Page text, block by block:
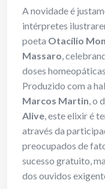
A novidade é
intérpretes
poeta Otacílio
Massaro,
doses
Produzido com a
Marcos Martin, o
Alive, este elixir é
através da
preocupados de
sucesso gratuito,
dos ouvidos